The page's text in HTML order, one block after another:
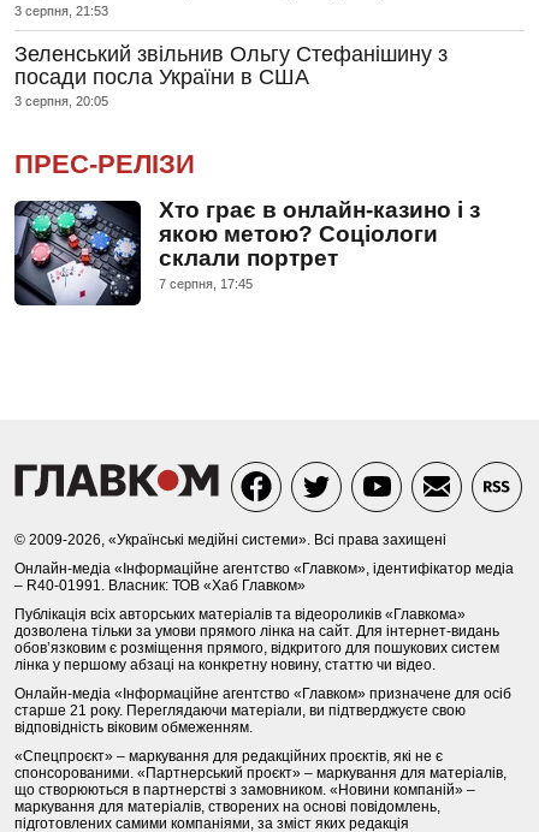
3 серпня, 21:53
Зеленський звільнив Ольгу Стефанішину з
посади посла України в США
3 серпня, 20:05
ПРЕС-РЕЛІЗИ
Хто грає в онлайн-казино і з
якою метою? Соціологи
склали портрет
7 серпня, 17:45
© 2009-2026, «Українські медійні системи». Всі права захищені
Онлайн-медіа «Інформаційне агентство «Главком», ідентифікатор медіа
– R40-01991. Власник: ТОВ «Хаб Главком»
Публікація всіх авторських матеріалів та відеороликів «Главкома»
дозволена тільки за умови прямого лінка на сайт. Для інтернет-видань
обов’язковим є розміщення прямого, відкритого для пошукових систем
лінка у першому абзаці на конкретну новину, статтю чи відео.
Онлайн-медіа «Інформаційне агентство «Главком» призначене для осіб
старше 21 року. Переглядаючи матеріали, ви підтверджуєте свою
відповідність віковим обмеженням.
«Спецпроєкт» – маркування для редакційних проєктів, які не є
спонсорованими. «Партнерський проєкт» – маркування для матеріалів,
що створюються в партнерстві з замовником. «Новини компаній» –
маркування для матеріалів, створених на основі повідомлень,
підготовлених самими компаніями, за зміст яких редакція